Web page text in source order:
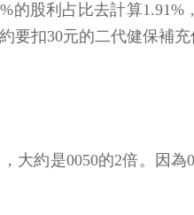
股利占比去計算
要扣30元的二代健保補充
大約是0050的2倍。因